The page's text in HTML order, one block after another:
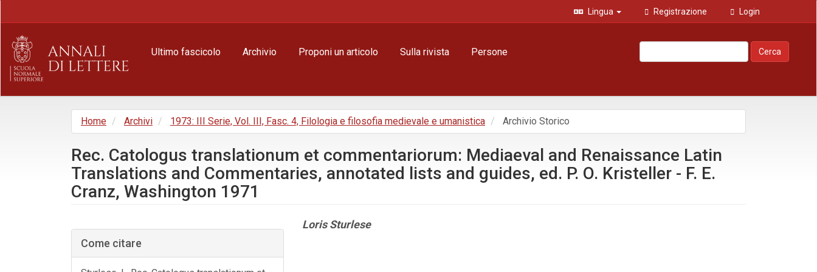
principale
Barra
laterale
Lingua Registrazione Login
Ultimo fascicolo Archivio Proponi un articolo Sulla rivista Persone Cerca
Home Archivi 1973: III Serie, Vol. III, Fasc. 4, Filologia e filosofia medievale e umanistica Archivio Storico
Rec. Catologus translationum et commentariorum: Mediaeval and Renaissance Latin
Translations and Commentaries, annotated lists and guides, ed. P. O. Kristeller - F. E.
Cranz, Washington 1971
laterale
dell'articolo
Come citare
Contenuto
Loris Sturlese